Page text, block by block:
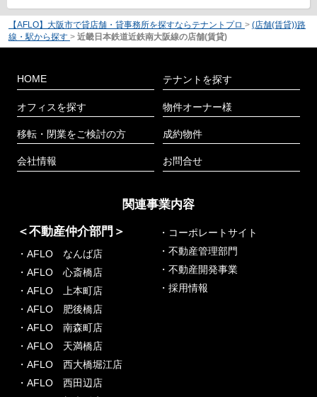
【AFLO】大阪市で貸店舗・貸事務所を探すならテナントプロ > (店舗(賃貸))路
線・駅から探す > 近畿日本鉄道近鉄南大阪線の店舗(賃貸)
HOME
オフィスを探す
移転・閉業をご検討の方
会社情報
テナントを探す
物件オーナー様
成約物件
お問合せ
関連事業内容
＜不動産仲介部門＞
・AFLO なんば店
・AFLO 心斎橋店
・AFLO 上本町店
・AFLO 肥後橋店
・AFLO 南森町店
・AFLO 天満橋店
・AFLO 西大橋堀江店
・AFLO 西田辺店
・コーポレートサイト
・不動産管理部門
・不動産開発事業
・採用情報